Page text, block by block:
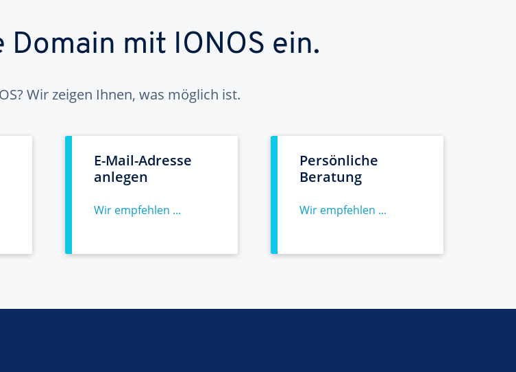
Domain mit IONOS ein.
Wir zeigen Ihnen, was möglich ist.
E-Mail-Adresse
anlegen
Wir empfehlen ...
Persönliche
Beratung
Wir empfehlen ...